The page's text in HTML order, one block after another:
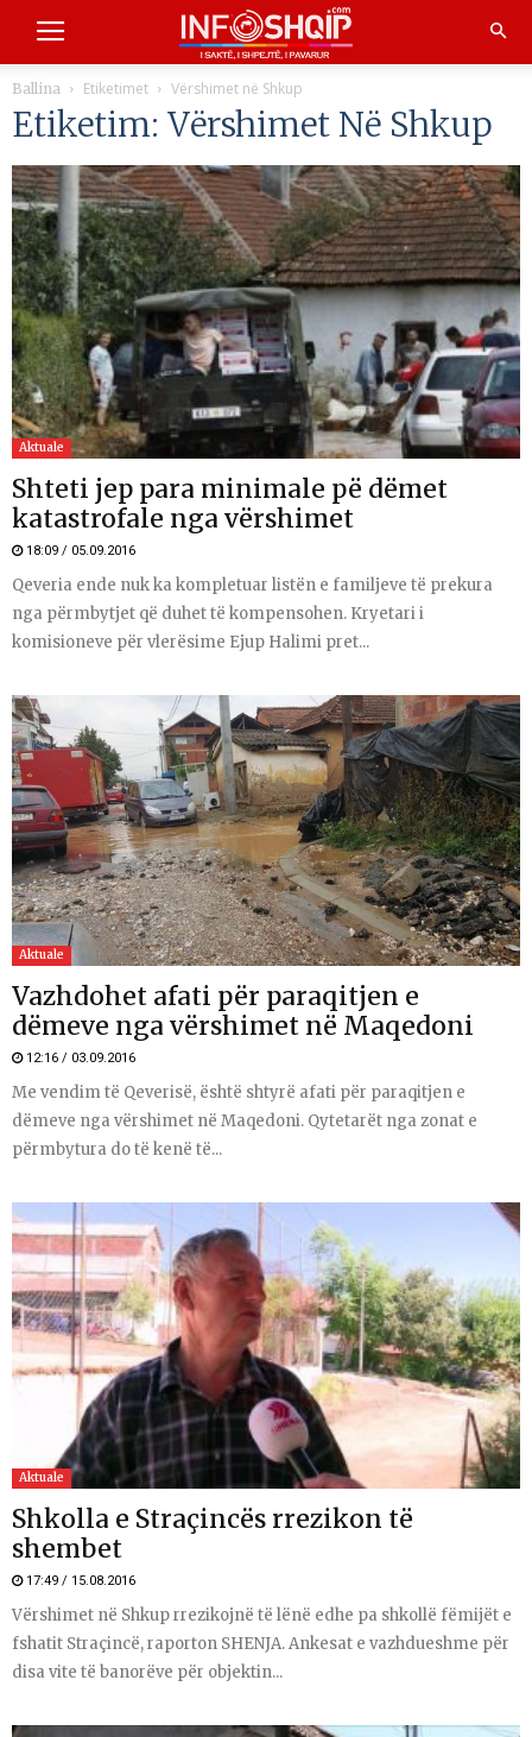
Ballina Etiketimet Vërshimet në Shkup
Etiketim: Vërshimet Në Shkup
Aktuale
Shteti jep para minimale pë dëmet
katastrofale nga vërshimet
18:09 / 05.09.2016
Qeveria ende nuk ka kompletuar listën e familjeve të prekura
nga përmbytjet që duhet të kompensohen. Kryetari i
komisioneve për vlerësime Ejup Halimi pret...
Aktuale
Vazhdohet afati për paraqitjen e
dëmeve nga vërshimet në Maqedoni
12:16 / 03.09.2016
Me vendim të Qeverisë, është shtyrë afati për paraqitjen e
dëmeve nga vërshimet në Maqedoni. Qytetarët nga zonat e
përmbytura do të kenë të...
Aktuale
Shkolla e Straçincës rrezikon të
shembet
17:49 / 15.08.2016
Vërshimet në Shkup rrezikojnë të lënë edhe pa shkollë fëmijët e
fshatit Straçincë, raporton SHENJA. Ankesat e vazhdueshme për
disa vite të banorëve për objektin...